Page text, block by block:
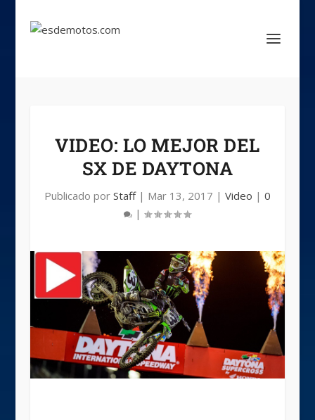
VIDEO: LO MEJOR DEL
SX DE DAYTONA
Publicado por Staff| Mar 13, 2017 | Video | 0
|